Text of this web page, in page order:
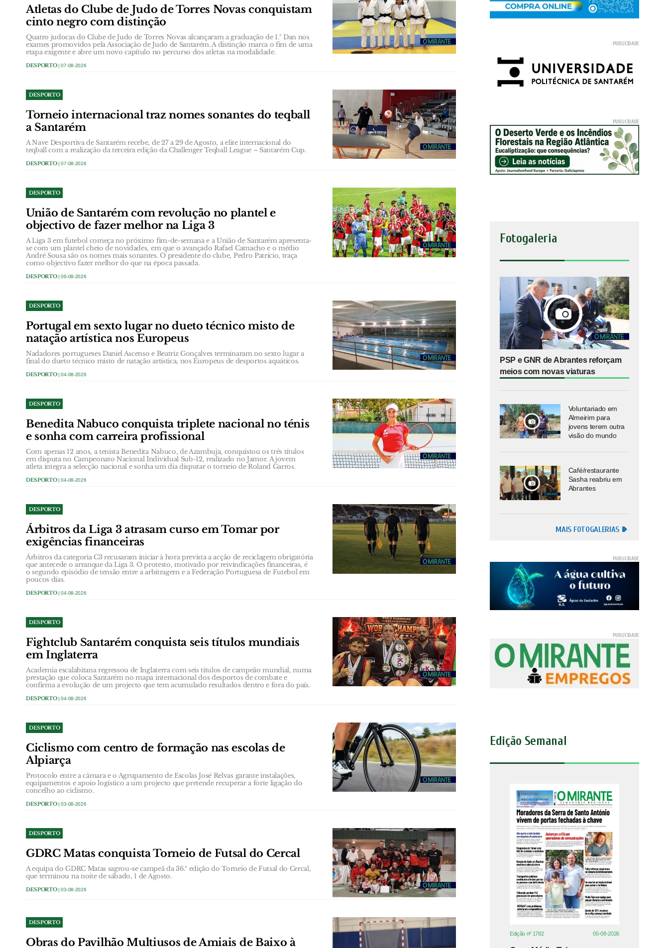
Atletas do Clube de Judo de Torres Novas conquistam
cinto negro com distinção
Quatro judocas do Clube de Judo de Torres Novas alcançaram a graduação de 1.º Dan nos
exames promovidos pela Associação de Judo de Santarém. A distinção marca o fim de uma
etapa exigente e abre um novo capítulo no percurso dos atletas na modalidade.
DESPORTO| 07-08-2026
DESPORTO
Torneio internacional traz nomes sonantes do teqball
a Santarém
A Nave Desportiva de Santarém recebe, de 27 a 29 de Agosto, a elite internacional do
teqball com a realização da terceira edição da Challenger Teqball League – Santarém Cup.
DESPORTO| 07-08-2026
DESPORTO
União de Santarém com revolução no plantel e
objectivo de fazer melhor na Liga 3
A Liga 3 em futebol começa no próximo fim-de-semana e a União de Santarém apresenta-
se com um plantel cheio de novidades, em que o avançado Rafael Camacho e o médio
André Sousa são os nomes mais sonantes. O presidente do clube, Pedro Patrício, traça
como objectivo fazer melhor do que na época passada.
DESPORTO| 06-08-2026
DESPORTO
Portugal em sexto lugar no dueto técnico misto de
natação artística nos Europeus
Nadadores portugueses Daniel Ascenso e Beatriz Gonçalves terminaram no sexto lugar a
final do dueto técnico misto de natação artística, nos Europeus de desportos aquáticos.
DESPORTO| 04-08-2026
DESPORTO
Benedita Nabuco conquista triplete nacional no ténis
e sonha com carreira profissional
Com apenas 12 anos, a tenista Benedita Nabuco, de Azambuja, conquistou os três títulos
em disputa no Campeonato Nacional Individual Sub-12, realizado no Jamor. A jovem
atleta integra a selecção nacional e sonha um dia disputar o torneio de Roland Garros.
DESPORTO| 04-08-2026
DESPORTO
Árbitros da Liga 3 atrasam curso em Tomar por
exigências financeiras
Árbitros da categoria C3 recusaram iniciar à hora prevista a acção de reciclagem obrigatória
que antecede o arranque da Liga 3. O protesto, motivado por reivindicações financeiras, é
o segundo episódio de tensão entre a arbitragem e a Federação Portuguesa de Futebol em
poucos dias.
DESPORTO| 04-08-2026
DESPORTO
Fightclub Santarém conquista seis títulos mundiais
em Inglaterra
Academia escalabitana regressou de Inglaterra com seis títulos de campeão mundial, numa
prestação que coloca Santarém no mapa internacional dos desportos de combate e
confirma a evolução de um projecto que tem acumulado resultados dentro e fora do país.
DESPORTO| 04-08-2026
DESPORTO
Ciclismo com centro de formação nas escolas de
Alpiarça
Protocolo entre a câmara e o Agrupamento de Escolas José Relvas garante instalações,
equipamentos e apoio logístico a um projecto que pretende recuperar a forte ligação do
concelho ao ciclismo.
DESPORTO| 03-08-2026
DESPORTO
GDRC Matas conquista Torneio de Futsal do Cercal
A equipa do GDRC Matas sagrou-se campeã da 36.ª edição do Torneio de Futsal do Cercal,
que terminou na noite de sábado, 1 de Agosto.
DESPORTO| 03-08-2026
DESPORTO
Obras do Pavilhão Multiusos de Amiais de Baixo à
Fotogaleria
PSP e GNR de Abrantes reforçam
meios com novas viaturas
Voluntariado em
Almeirim para
jovens terem outra
visão do mundo
Café/restaurante
Sasha reabriu em
Abrantes
MAIS FOTOGALERIAS
Edição Semanal
Edição nº 1782 05-08-2026